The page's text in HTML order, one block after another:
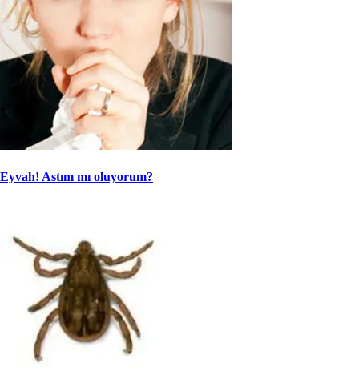
Eyvah! Astım mı oluyorum?